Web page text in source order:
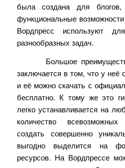
была создана для
функциональные
Вордпресс используют
разнообразных задач.
Большое
заключается в том, что у неё
и её можно скачать с
бесплатно. К тому же это
легко устанавливается на
количество
создать совершенно
выгодно выделится на
ресурсов. На Вордпрессе